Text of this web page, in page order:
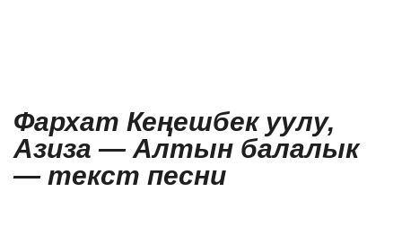
Фархат Кеңешбек уулу,
Азиза — Алтын балалык
— текст песни